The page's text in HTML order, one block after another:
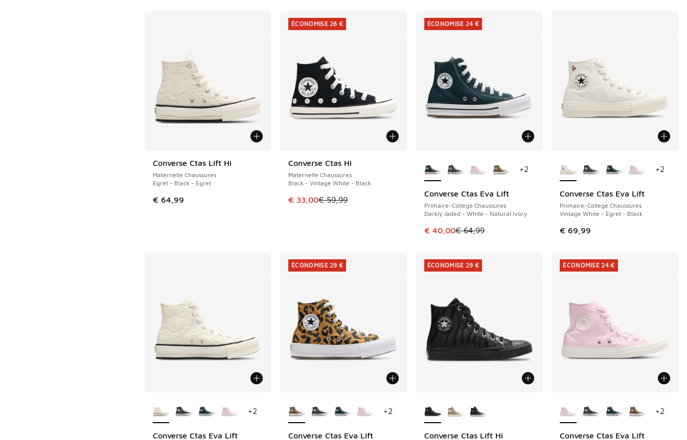
Converse Ctas Lift Hi
Maternelle Chaussures
Egret - Black - Egret
€ 64,99
Converse Ctas Hi
Maternelle Chaussures
Black - Vintage White - Black
Cet article est en promotion. Prix en baisse de € 59,99 à € 33,00
€ 33,00€ 59,99
ÉCONOMISE 26 €
ÉCONOMISE 26 €
Converse Ctas Eva Lift
Primaire-College Chaussures
Darkly Jaded - White - Natural Ivory
Cet article est en promotion. Prix en baisse de € 64,99 à € 40,00
€ 40,00€ 64,99
ÉCONOMISE 24 €
+2
ÉCONOMISE 24 €
Converse Ctas Eva Lift
Primaire-College Chaussures
Vintage White - Egret - Black
€ 69,99
+2
Converse Ctas Eva Lift
+2
Converse Ctas Eva Lift
ÉCONOMISE 29 €
+2
ÉCONOMISE 29 €
Converse Ctas Lift Hi
ÉCONOMISE 29 €
ÉCONOMISE 29 €
Converse Ctas Eva Lift
ÉCONOMISE 24 €
+2
ÉCONOMISE 24 €